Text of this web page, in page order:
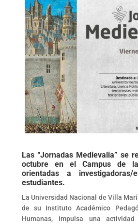
Las “Jornadas Medievalia” se
octubre en el Campus de
orientadas a
estudiantes.
La Universidad Nacional de Villa
de su Instituto Académico
Humanas, impulsa una